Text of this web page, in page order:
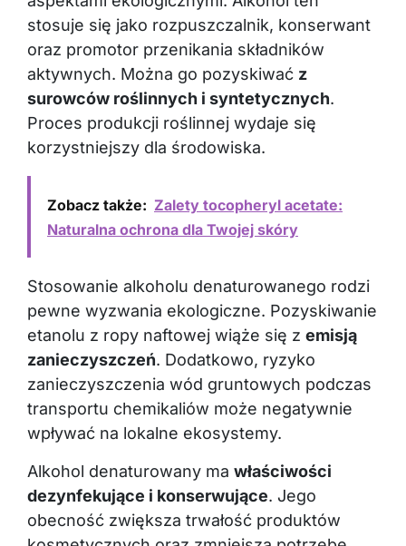
stosuje się jako rozpuszczalnik, konserwant
oraz promotor przenikania składników
aktywnych. Można go pozyskiwać
z
surowców roślinnych i syntetycznych
Proces produkcji roślinnej wydaje się
korzystniejszy dla środowiska.
Naturalna ochrona dla Twojej skóry
Stosowanie alkoholu denaturowanego rodzi
pewne wyzwania ekologiczne. Pozyskiwanie
etanolu z ropy naftowej wiąże się z emisją
zanieczyszczeń. Dodatkowo, ryzyko
zanieczyszczenia wód gruntowych podczas
transportu chemikaliów może negatywnie
wpływać na lokalne ekosystemy.
właściwości
dezynfekujące i konserwujące . Jego
obecność zwiększa trwałość produktów
kosmetycznych oraz zmniejsza potrzebę